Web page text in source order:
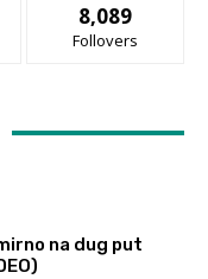
8,089
Follovers
na dug put